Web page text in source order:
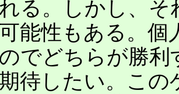
る。しかし、
能性もある。
でどちらが勝
待したい。こ